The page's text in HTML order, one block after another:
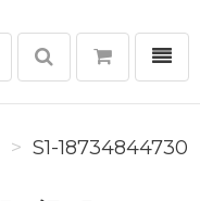
選單
S1-18734844730